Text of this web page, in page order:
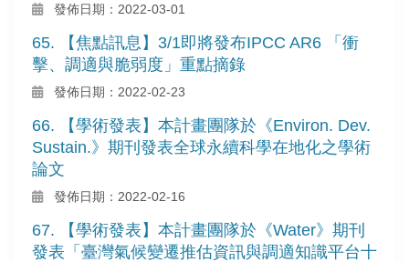
發佈日期：2022-03-01
65. 【焦點訊息】3/1即將發布IPCC AR6 「衝
擊、調適與脆弱度」重點摘錄
發佈日期：2022-02-23
66. 【學術發表】本計畫團隊於《Environ. Dev.
Sustain.》期刊發表全球永續科學在地化之學術
論文
發佈日期：2022-02-16
67. 【學術發表】本計畫團隊於《Water》期刊
發表「臺灣氣候變遷推估資訊與調適知識平台十